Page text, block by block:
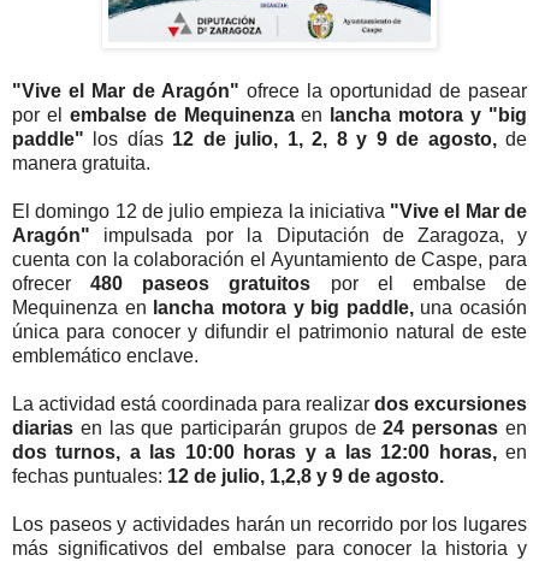
"Vive el Mar de Aragón" ofrece la oportunidad de pasear
por el embalse de Mequinenzaen
lancha motora y "big
paddle" los días 12 de julio, 1, 2, 8 y 9 de agosto,de
manera gratuita.
El domingo 12 de julio empieza la iniciativa "Vive el Mar de
Aragón" impulsada por la Diputación de Zaragoza, y
cuenta con la colaboración el Ayuntamiento de Caspe, para
ofrecer480 paseos gratuitos por el embalse de
Mequinenza en lancha motora y big paddle,una ocasión
única para conocer y difundir el patrimonio natural de este
emblemático enclave.
La actividad está coordinada para realizar dos excursiones
diarias en las que participarán grupos de24 personas en
dos turnos, a las 10:00 horas y a las 12:00 horas, en
fechas puntuales: 12 de julio, 1,2,8 y 9 de agosto.
Los paseos y actividades harán un recorrido por los lugares
más significativos del embalse para conocer la historia y